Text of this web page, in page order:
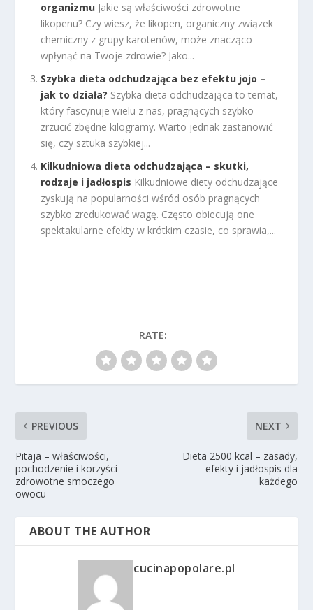
organizmu Jakie są właściwości zdrowotne
likopenu? Czy wiesz, że likopen, organiczny związek
chemiczny z grupy karotenów, może znacząco
wpłynąć na Twoje zdrowie? Jako...
Szybka dieta odchudzająca bez efektu jojo –
jak to działa? Szybka dieta odchudzająca to temat,
który fascynuje wielu z nas, pragnących szybko
zrzucić zbędne kilogramy. Warto jednak zastanowić
się, czy sztuka szybkiej...
Kilkudniowa dieta odchudzająca – skutki,
rodzaje i jadłospis Kilkudniowe diety odchudzające
zyskują na popularności wśród osób pragnących
szybko zredukować wagę. Często obiecują one
spektakularne efekty w krótkim czasie, co sprawia,...
RATE:
PREVIOUS
Pitaja – właściwości,
pochodzenie i korzyści
zdrowotne smoczego
owocu
NEXT
Dieta 2500 kcal – zasady,
efekty i jadłospis dla
każdego
ABOUT THE AUTHOR
cucinapopolare.pl